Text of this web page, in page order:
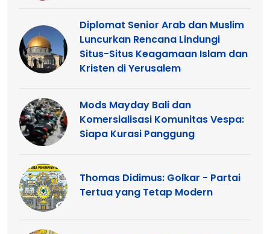
Diplomat Senior Arab dan Muslim
Luncurkan Rencana Lindungi
Situs-Situs Keagamaan Islam dan
Kristen di Yerusalem
Mods Mayday Bali dan
Komersialisasi Komunitas Vespa:
Siapa Kurasi Panggung
Thomas Didimus: Golkar - Partai
Tertua yang Tetap Modern